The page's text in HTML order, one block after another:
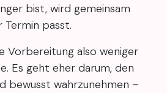
bist, wird gemeinsam
passt.
Vorbereitung also weniger
Es geht eher darum, den
bewusst wahrzunehmen –